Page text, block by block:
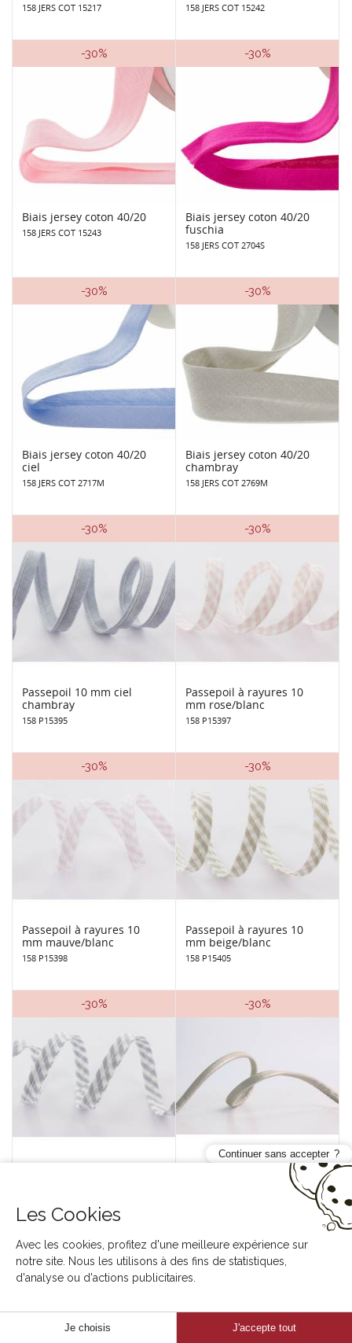
158 JERS COT 15217 158 JERS COT 15242
-30%
Biais jersey coton 40/20
158 JERS COT 15243
-30%
Biais jersey coton 40/20
fuschia
158 JERS COT 2704S
-30%
Biais jersey coton 40/20
ciel
158 JERS COT 2717M
-30%
Biais jersey coton 40/20
chambray
158 JERS COT 2769M
-30%
Passepoil 10 mm ciel
chambray
158 P15395
-30%
Passepoil à rayures 10
mm rose/blanc
158 P15397
-30%
Passepoil à rayures 10
mm mauve/blanc
158 P15398
-30%
Passepoil à rayures 10
mm beige/blanc
158 P15405
-30% -30%
Cordon simili cuir
métallisé ivoire 5mm
-30% -30%
Continuer sans accepter
Les Cookies
Avec les cookies, profitez d'une meilleure expérience sur
notre site. Nous les utilisons à des fins de statistiques,
d'analyse ou d'actions publicitaires.
Je choisis J'accepte tout